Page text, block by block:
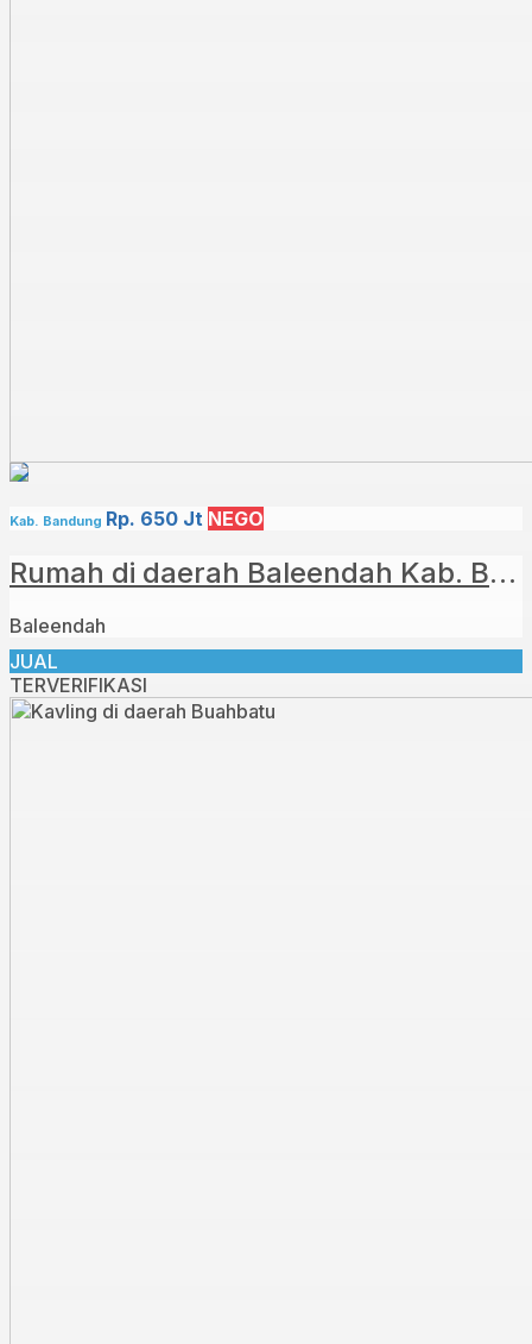
Kab. Bandung Rp. 650 Jt NEGO
Rumah di daerah Baleendah Kab. Bandung
Baleendah
JUAL
TERVERIFIKASI